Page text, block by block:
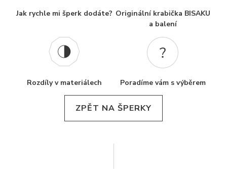
Jak rychle mi šperk dodáte? Originální krabička BISAKU
a balení
Rozdíly v materiálech Poradíme vám s výběrem
ZPĚT NA ŠPERKY